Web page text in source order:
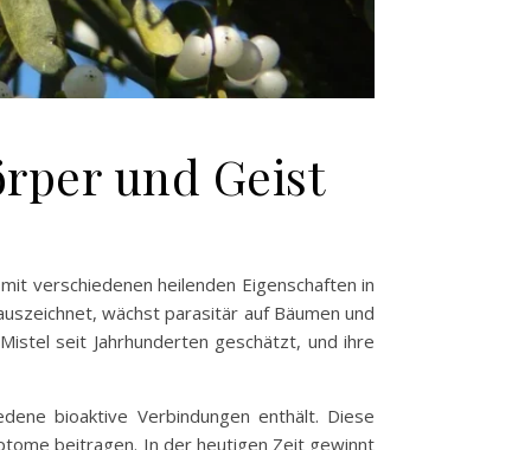
und Geist
verschiedenen heilenden Eigenschaften in
wächst parasitär auf Bäumen und
seit Jahrhunderten geschätzt, und ihre
bioaktive Verbindungen enthält. Diese
beitragen. In der heutigen Zeit gewinnt